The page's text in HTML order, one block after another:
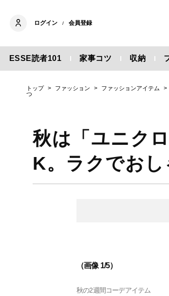
ログイン / 会員登録
ESSE読者101 家事コツ 収納
トップ ファッション ファッションアイテム
つ
秋は「ユニク
K。ラクでお
（画像 1/5）
秋の2週間コーデアイテム